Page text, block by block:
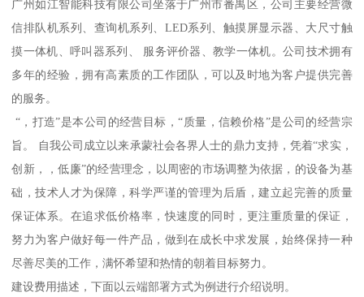
广州如江智能科技有限公司坐落于广州市番禺区，公司主要经营微
信排队机系列、查询机系列、LED系列、触摸屏显示器、大尺寸触
摸一体机、呼叫器系列、 服务评价器、教学一体机。公司技术拥有
多年的经验，拥有高素质的工作团队，可以及时地为客户提供完善
的服务。
“，打造”是本公司的经营目标，“质量，信赖价格”是公司的经营宗
旨。 自我公司成立以来承蒙社会各界人士的鼎力支持，凭着“求实，
创新，，低廉”的经营理念，以周密的市场调整为依据，的设备为基
础，技术人才为保障，科学严谨的管理为后盾，建立起完善的质量
保证体系。在追求低价格率，快速度的同时，更注重质量的保证，
努力为客户做好每一件产品，做到在成长中求发展，始终保持一种
尽善尽美的工作，满怀希望和热情的朝着目标努力。
建设费用描述，下面以云端部署方式为例进行介绍说明。